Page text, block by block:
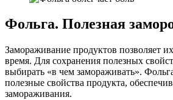
Фольга. Полезная
Замораживание продуктов позволяет
время. Для сохранения полезных
выбирать «в чем замораживать».
полезные свойства продукта,
замораживания.